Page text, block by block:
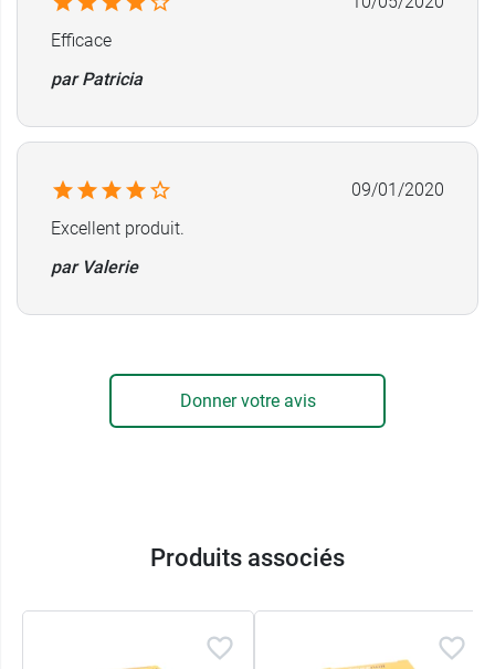
Efficace
par Patricia
09/01/2020
Excellent produit.
par Valerie
Donner votre avis
Produits associés